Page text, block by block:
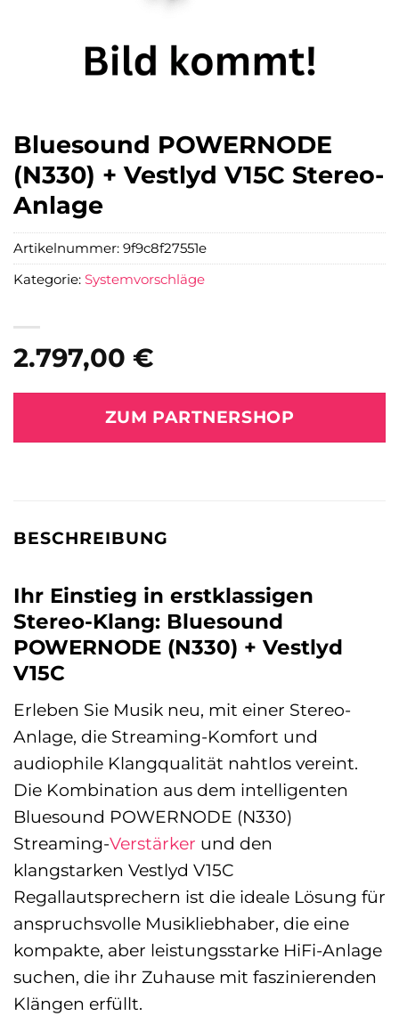
Bluesound POWERNODE
(N330) + Vestlyd V15C Stereo-
Anlage
2.797,00 €
ZUM PARTNERSHOP
Artikelnummer: 9f9c8f27551e
Kategorie: Systemvorschläge
BESCHREIBUNG
Ihr Einstieg in erstklassigen
Stereo-Klang: Bluesound
POWERNODE (N330) + Vestlyd
V15C
Erleben Sie Musik neu, mit einer Stereo-
Anlage, die Streaming-Komfort und
audiophile Klangqualität nahtlos vereint.
Die Kombination aus dem intelligenten
Bluesound POWERNODE (N330)
Streaming-Verstärker und den
klangstarken Vestlyd V15C
Regallautsprechern ist die ideale Lösung für
anspruchsvolle Musikliebhaber, die eine
kompakte, aber leistungsstarke HiFi-Anlage
suchen, die ihr Zuhause mit faszinierenden
Klängen erfüllt.